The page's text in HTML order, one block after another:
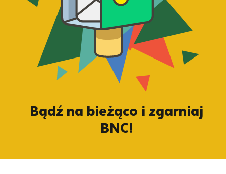
Bądź na bieżąco i zgarniaj
BNC!